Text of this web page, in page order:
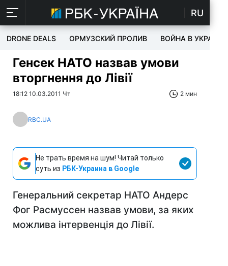
RU
DRONE DEALS ОРМУЗСКИЙ ПРОЛИВ ВОЙНА В УКРАИНЕ
Генсек НАТО назвав умови
вторгнення до Лівії
18:12 10.03.2011 Чт 2 мин
RBC.UA
Не трать время на шум! Читай только
суть из РБК-Украина в Google
Генеральний секретар НАТО Андерс
Фог Расмуссен назвав умови, за яких
можлива інтервенція до Лівії.